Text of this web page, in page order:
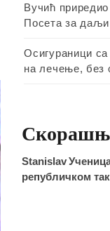
Вучић
Посета за даљи
Осигураници
на лечење, без
Stanislav
републичком